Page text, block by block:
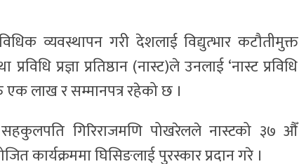
व्यवस्थापन गरी देशलाई विद्युत्भार कटौतीमुक्त
प्रज्ञा प्रतिष्ठान (नास्ट)ले उनलाई ‘नास्ट प्रविधि
एक लाख र सम्मानपत्र रहेको छ ।
सहकुलपति गिरिराजमणि पोखरेलले नास्टको ३७ औँ
कार्यक्रममा घिसिङलाई पुरस्कार प्रदान गरे ।